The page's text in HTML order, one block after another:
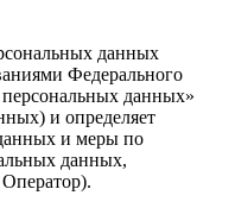
данных
Федерального
данных»
и определяет
и меры по
данных,